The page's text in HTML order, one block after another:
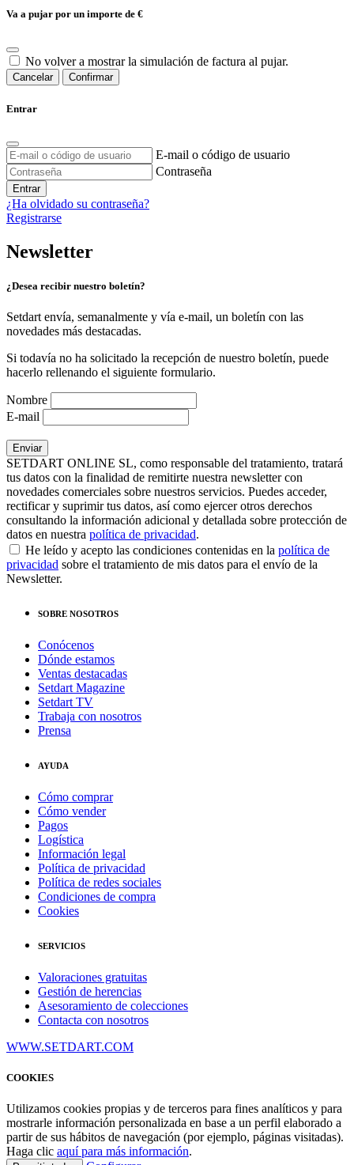
Va a pujar por un importe de €
No volver a mostrar la simulación de factura al pujar.
Cancelar Confirmar
Entrar
E-mail o código de usuario
Contraseña
Entrar
¿Ha olvidado su contraseña?
Registrarse
Newsletter
¿Desea recibir nuestro boletín?
Setdart envía, semanalmente y vía e-mail, un boletín con las
novedades más destacadas.
Si todavía no ha solicitado la recepción de nuestro boletín, puede
hacerlo rellenando el siguiente formulario.
Nombre
E-mail
SETDART ONLINE SL, como responsable del tratamiento, tratará
tus datos con la finalidad de remitirte nuestra newsletter con
novedades comerciales sobre nuestros servicios. Puedes acceder,
rectificar y suprimir tus datos, así como ejercer otros derechos
consultando la información adicional y detallada sobre protección de
datos en nuestra política de privacidad.
He leído y acepto las condiciones contenidas en la política de
privacidad sobre el tratamiento de mis datos para el envío de la
Newsletter.
SOBRE NOSOTROS
Conócenos
Dónde estamos
Ventas destacadas
Setdart Magazine
Setdart TV
Trabaja con nosotros
Prensa
AYUDA
Cómo comprar
Cómo vender
Pagos
Logística
Información legal
Política de privacidad
Política de redes sociales
Condiciones de compra
Cookies
SERVICIOS
Valoraciones gratuitas
Gestión de herencias
Asesoramiento de colecciones
Contacta con nosotros
WWW.SETDART.COM
COOKIES
Utilizamos cookies propias y de terceros para fines analíticos y para
mostrarle información personalizada en base a un perfil elaborado a
partir de sus hábitos de navegación (por ejemplo, páginas visitadas).
Haga clic aquí para más información.